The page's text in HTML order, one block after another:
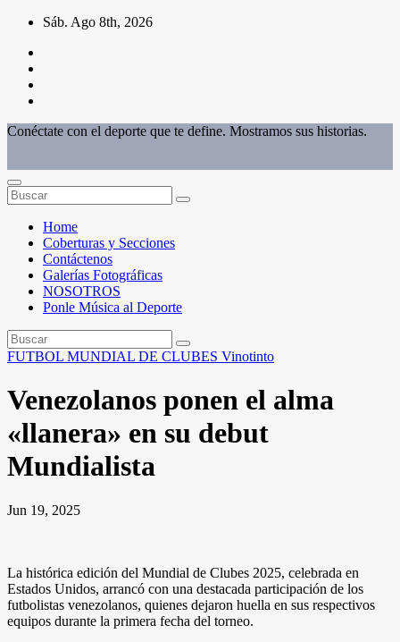
Saltar
contenido
Sáb. Ago 8th, 2026
Conéctate con el deporte que te define. Mostramos sus historias.
Home
Coberturas y Secciones
Contáctenos
Galerías Fotográficas
NOSOTROS
Ponle Música al Deporte
FUTBOL MUNDIAL DE CLUBES Vinotinto
Venezolanos ponen el alma
«llanera» en su debut
Mundialista
Jun 19, 2025
La histórica edición del Mundial de Clubes 2025, celebrada en
Estados Unidos, arrancó con una destacada participación de los
futbolistas venezolanos, quienes dejaron huella en sus respectivos
equipos durante la primera fecha del torneo.